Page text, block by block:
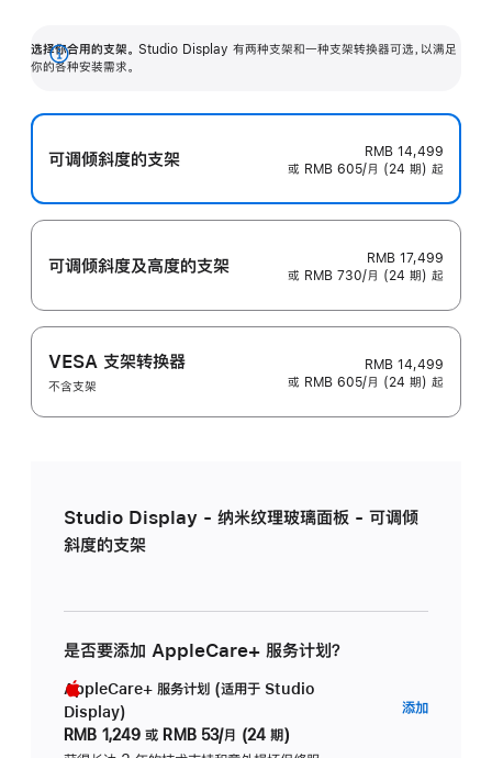
选择你合用的支架。 Studio Display 有两种支架和一种支架转换器可选，以满足
你的各种安装需求。
展
可调倾斜度的支架
RMB 14,499
或 RMB 605/月 (24 期) 起
可调倾斜度及高‍度的支‍架
RMB 17,499
或 RMB 730/月 (24 期) 起
VESA 支架转换器
不含支架
RMB 14,499
或 RMB 605/月 (24 期) 起
Studio Display - 纳米纹理玻璃面板 - 可调倾
斜度的支架
是否要添加 AppleCare+ 服务计划？
AppleCare+ 服务计划 (适用于 Studio
Display)
RMB 1,249 或 RMB 53/月 (24 期)
添加